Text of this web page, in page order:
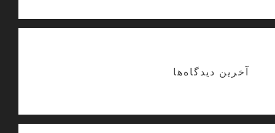
آخرین دیدگاه‌ها